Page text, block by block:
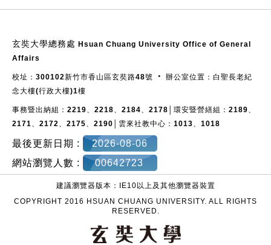
玄奘大學總務處 Hsuan Chuang University Office of General
Affairs
校址：300102新竹市香山區玄奘路48號 ‧ 辦公室位置：白聖長老紀
念大樓(行政大樓)1樓
事務暨出納組：2219、2218、2184、2178│環安暨營繕組：2189、
2171、2172、2175、2190│雲來社教中心：1013、1018
最後更新日期 :
2026-08-06
網站瀏覽人數 :
00642723
建議瀏覽器版本：IE10以上及其他瀏覽器裝置
COPYRIGHT 2016 HSUAN CHUANG UNIVERSITY. ALL RIGHTS
RESERVED.